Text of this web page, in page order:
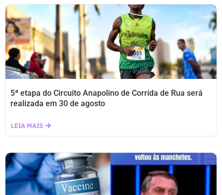
5ª etapa do Circuito Anapolino de Corrida de Rua será
realizada em 30 de agosto
LEIA MAIS